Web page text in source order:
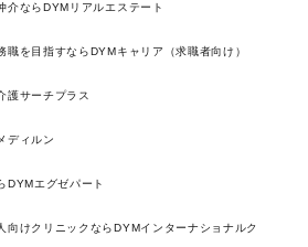
介ならDYMリアルエステート
職を目指すならDYMキャリア（求職者向け）
護サーチプラス
ディルン
DYMエグゼパート
向けクリニックならDYMインターナショナルク